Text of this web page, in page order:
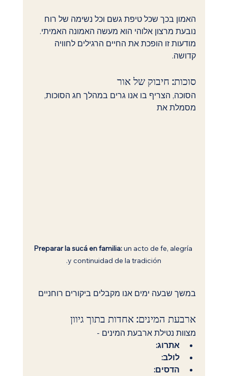
האמון בכך שכל טיפת גשם וכל נשימה של רוח
נובעת מרצון אלוהי הוא מעשה האמונה האמיתי.
מודעות זו הופכת את החיים הרגילים לחוויה
קדושה.
סוכות: חיבוק של אור
הסוכה, הצריף בו אנו גרים במהלך חג הסוכות,
מסמלת את
Preparar la sucá en familia: un acto de fe, alegría
y continuidad de la tradición.
במשך שבעה ימים אנו מקבלים ביקורים רוחניים
ארבעת המינים: אחדות בתוך גיוון
מצוות נטילת ארבעת המינים -
אתרוג:
לולב:
הדסים: